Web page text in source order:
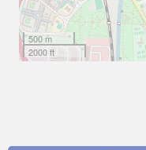
500 m
2000 ft